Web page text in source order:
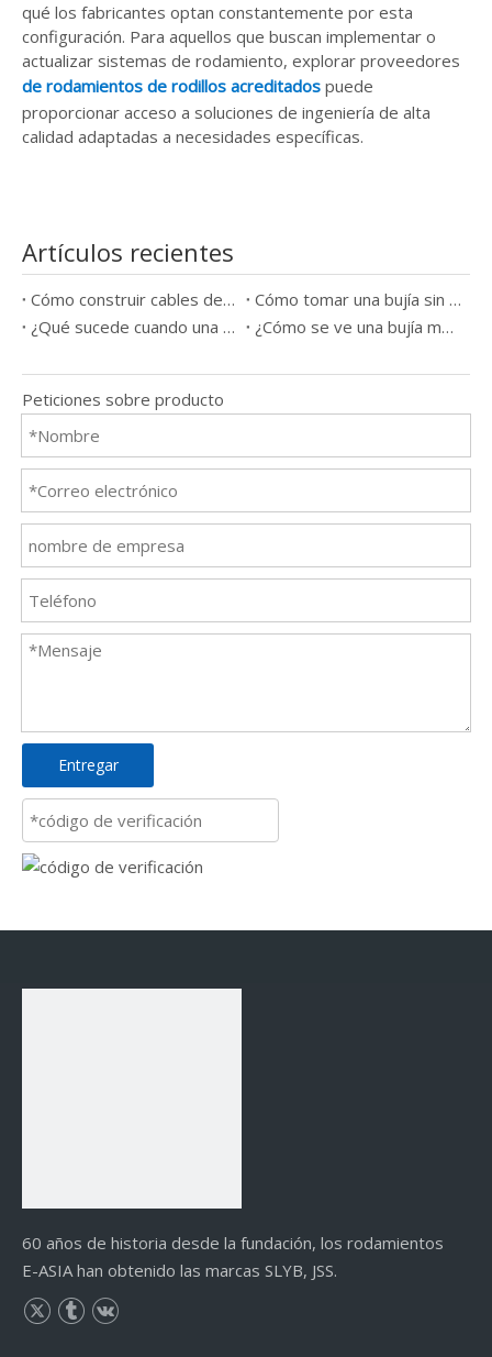
qué los fabricantes optan constantemente por esta
configuración. Para aquellos que buscan implementar o
actualizar sistemas de rodamiento, explorar proveedores
de rodamientos de rodillos acreditados puede
proporcionar acceso a soluciones de ingeniería de alta
calidad adaptadas a necesidades específicas.
Artículos recientes
Cómo construir cables de bujía
Cómo tomar una bujía sin una herramienta
¿Qué sucede cuando una bujía sale mal?
¿Cómo se ve una bujía mala?
Peticiones sobre producto
Entregar
60 años de historia desde la fundación, los rodamientos
E-ASIA han obtenido las marcas SLYB, JSS.